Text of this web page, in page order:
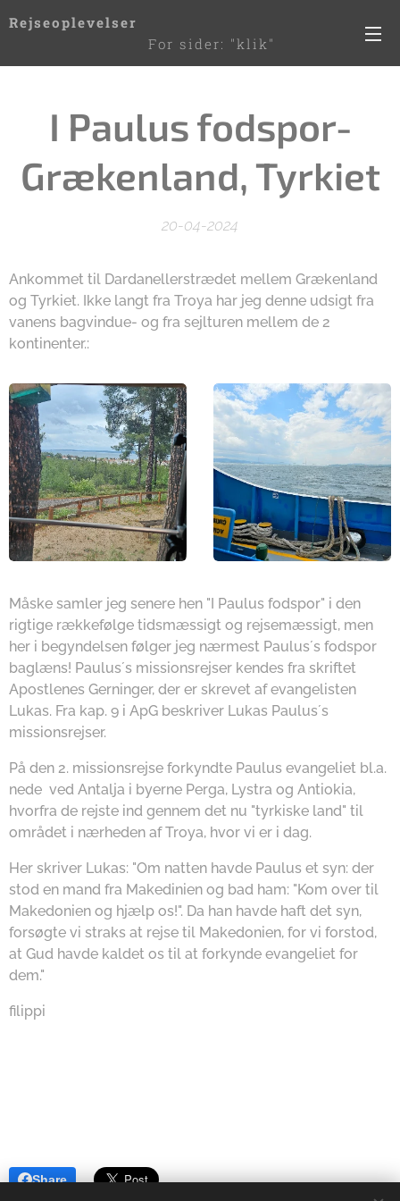
Rejseoplevelser
For sider: "klik"
de 3 streger til højre
I Paulus fodspor-
Grækenland, Tyrkiet
20-04-2024
Ankommet til Dardanellerstrædet mellem Grækenland
og Tyrkiet. Ikke langt fra Troya har jeg denne udsigt fra
vanens bagvindue- og fra sejlturen mellem de 2
kontinenter.:
Måske samler jeg senere hen "I Paulus fodspor" i den
rigtige rækkefølge tidsmæssigt og rejsemæssigt, men
her i begyndelsen følger jeg nærmest Paulus´s fodspor
baglæns! Paulus´s missionsrejser kendes fra skriftet
Apostlenes Gerninger, der er skrevet af evangelisten
Lukas. Fra kap. 9 i ApG beskriver Lukas Paulus´s
missionsrejser.
På den 2. missionsrejse forkyndte Paulus evangeliet bl.a.
nede ved Antalja i byerne Perga, Lystra og Antiokia,
hvorfra de rejste ind gennem det nu "tyrkiske land" til
området i nærheden af Troya, hvor vi er i dag.
Her skriver Lukas: "Om natten havde Paulus et syn: der
stod en mand fra Makedinien og bad ham: "Kom over til
Makedonien og hjælp os!". Da han havde haft det syn,
forsøgte vi straks at rejse til Makedonien, for vi forstod,
at Gud havde kaldet os til at forkynde evangeliet for
dem."
filippi
Share